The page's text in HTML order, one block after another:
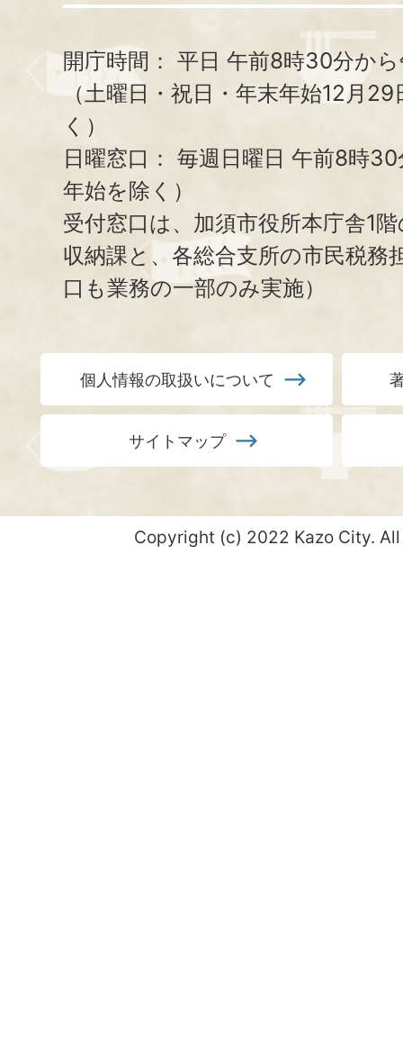
開庁時間： 平日 午前8時30分か
（土曜日・祝日・年末年始12月
く）
日曜窓口： 毎週日曜日 午前8時
年始を除く）
受付窓口は、加須市役所本庁舎1
収納課と、 各総合支所の市民税務
口も業務の一部のみ実施）
個人情報の取扱いについて
サイトマップ
Copyright (c) 2022 Kazo City.